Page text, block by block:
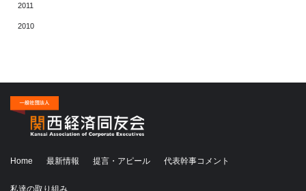
2011
2010
Home 最新情報 提言・アピール 代表幹事コメント
私達の取り組み